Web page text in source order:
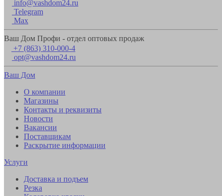
info@vashdom24.ru
Telegram
Max
Ваш Дом Профи - отдел оптовых продаж
+7 (863) 310-000-4
opt@vashdom24.ru
Ваш Дом
О компании
Магазины
Контакты и реквизиты
Новости
Вакансии
Поставщикам
Раскрытие информации
Услуги
Доставка и подъем
Резка